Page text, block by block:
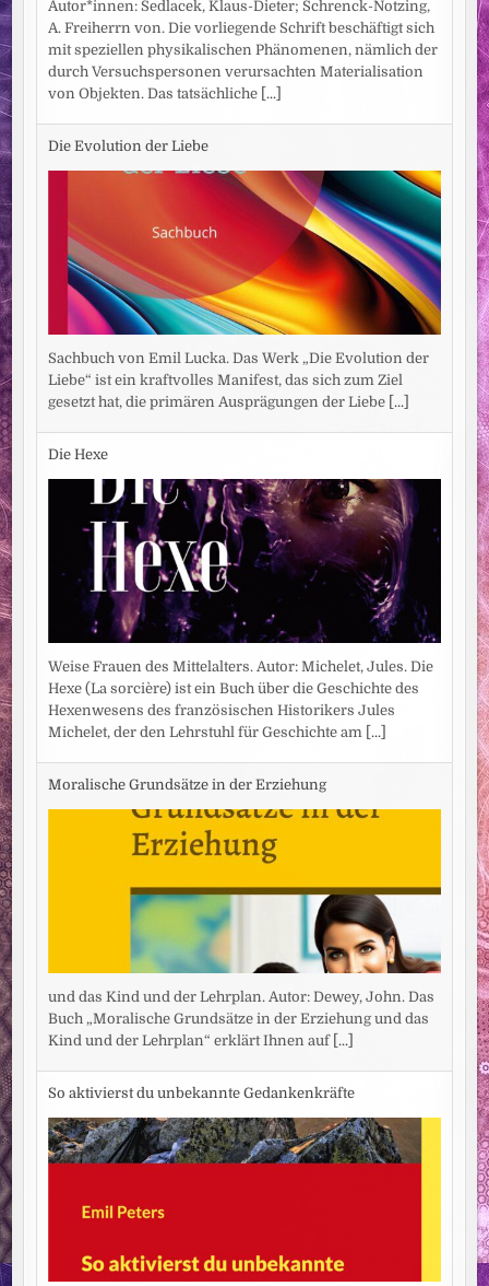
Autor*innen: Sedlacek, Klaus-Dieter; Schrenck-Notzing,
A. Freiherrn von. Die vorliegende Schrift beschäftigt sich
mit speziellen physikalischen Phänomenen, nämlich der
durch Versuchspersonen verursachten Materialisation
von Objekten. Das tatsächliche [...]
Die Evolution der Liebe
Sachbuch von Emil Lucka. Das Werk „Die Evolution der
Liebe“ ist ein kraftvolles Manifest, das sich zum Ziel
gesetzt hat, die primären Ausprägungen der Liebe [...]
Die Hexe
Weise Frauen des Mittelalters. Autor: Michelet, Jules. Die
Hexe (La sorcière) ist ein Buch über die Geschichte des
Hexenwesens des französischen Historikers Jules
Michelet, der den Lehrstuhl für Geschichte am [...]
Moralische Grundsätze in der Erziehung
und das Kind und der Lehrplan. Autor: Dewey, John. Das
Buch „Moralische Grundsätze in der Erziehung und das
Kind und der Lehrplan“ erklärt Ihnen auf [...]
So aktivierst du unbekannte Gedankenkräfte